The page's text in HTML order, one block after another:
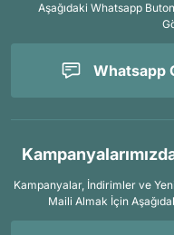
Aşağıdaki Whatsapp
Whatsapp
Kampanyalar, İndirimler ve
Maili Almak İçin